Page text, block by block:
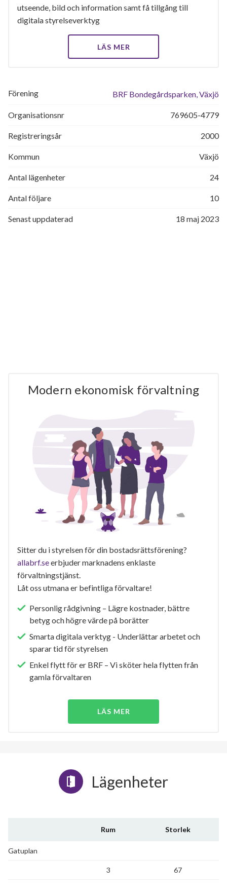
utseende, bild och information samt få tillgång till
digitala styrelseverktyg
LÄS MER
Förening BRF Bondegårdsparken, Växjö
Organisationsnr 769605-4779
Registreringsår 2000
Kommun Växjö
Antal lägenheter 24
Antal följare 10
Senast uppdaterad 18 maj 2023
Modern ekonomisk förvaltning
Sitter du i styrelsen för din bostadsrättsförening?
allabrf.seerbjuder marknadens enklaste
förvaltningstjänst.
Låt oss utmana er befintliga förvaltare!
Personlig rådgivning – Lägre kostnader, bättre
betyg och högre värde på borätter
Smarta digitala verktyg - Underlättar arbetet och
sparar tid för styrelsen
Enkel flytt för er BRF – Vi sköter hela flytten från
gamla förvaltaren
LÄS MER
Lägenheter
Rum Storlek
Gatuplan
3 67